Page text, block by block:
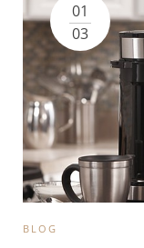
01
03
BLOG